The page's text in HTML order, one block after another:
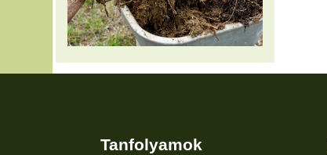
Tanfolyamok